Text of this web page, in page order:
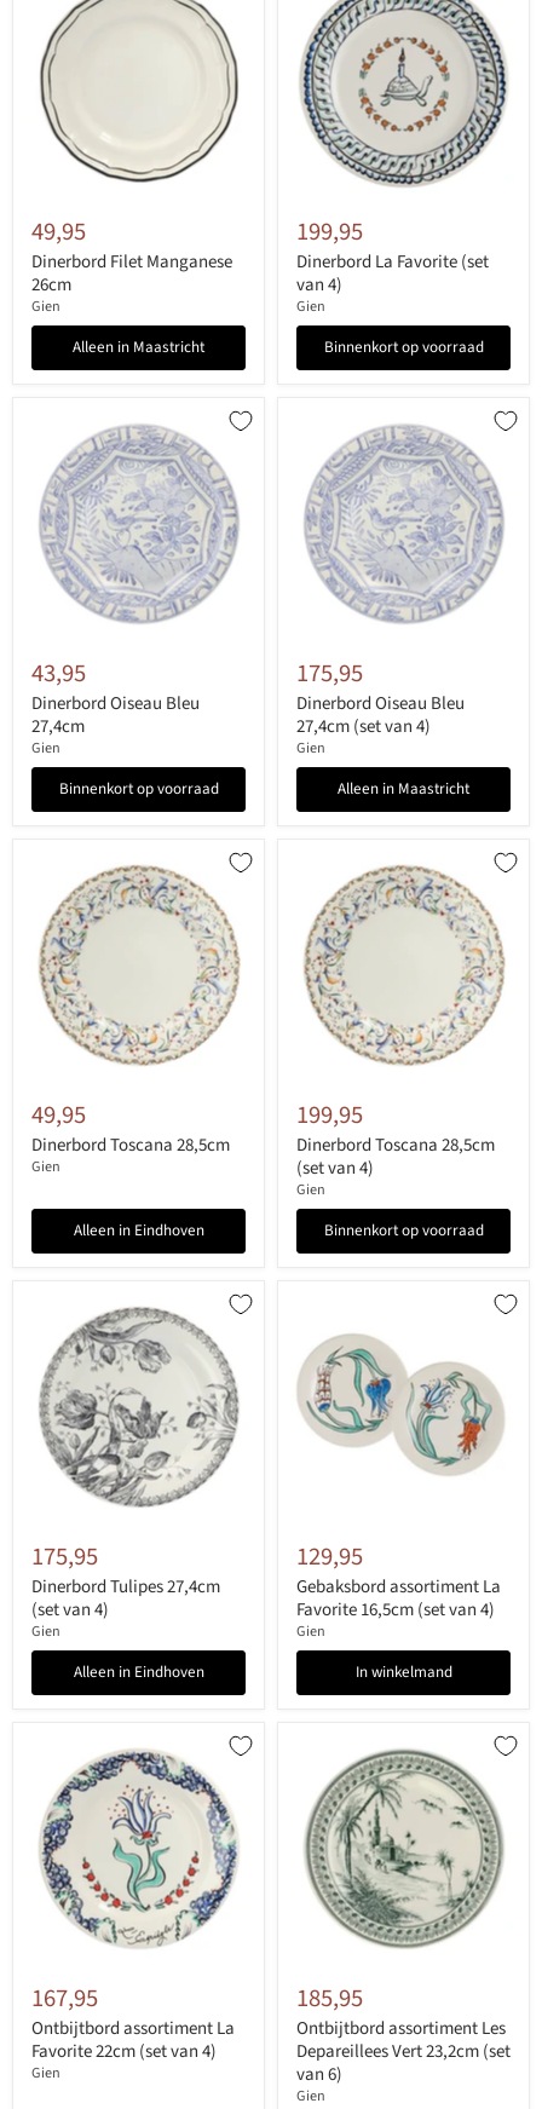
49,95
Dinerbord Filet Manganese
26cm
Gien
Alleen in Maastricht
199,95
Dinerbord La Favorite (set
van 4)
Gien
Binnenkort op voorraad
43,95
Dinerbord Oiseau Bleu
27,4cm
Gien
Binnenkort op voorraad
175,95
Dinerbord Oiseau Bleu
27,4cm (set van 4)
Gien
Alleen in Maastricht
49,95
Dinerbord Toscana 28,5cm
Gien
Alleen in Eindhoven
199,95
Dinerbord Toscana 28,5cm
(set van 4)
Gien
Binnenkort op voorraad
175,95
Dinerbord Tulipes 27,4cm
(set van 4)
Gien
Alleen in Eindhoven
129,95
Gebaksbord assortiment La
Favorite 16,5cm (set van 4)
Gien
In winkelmand
167,95
Ontbijtbord assortiment La
Favorite 22cm (set van 4)
Gien
185,95
Ontbijtbord assortiment Les
Depareillees Vert 23,2cm (set
van 6)
Gien